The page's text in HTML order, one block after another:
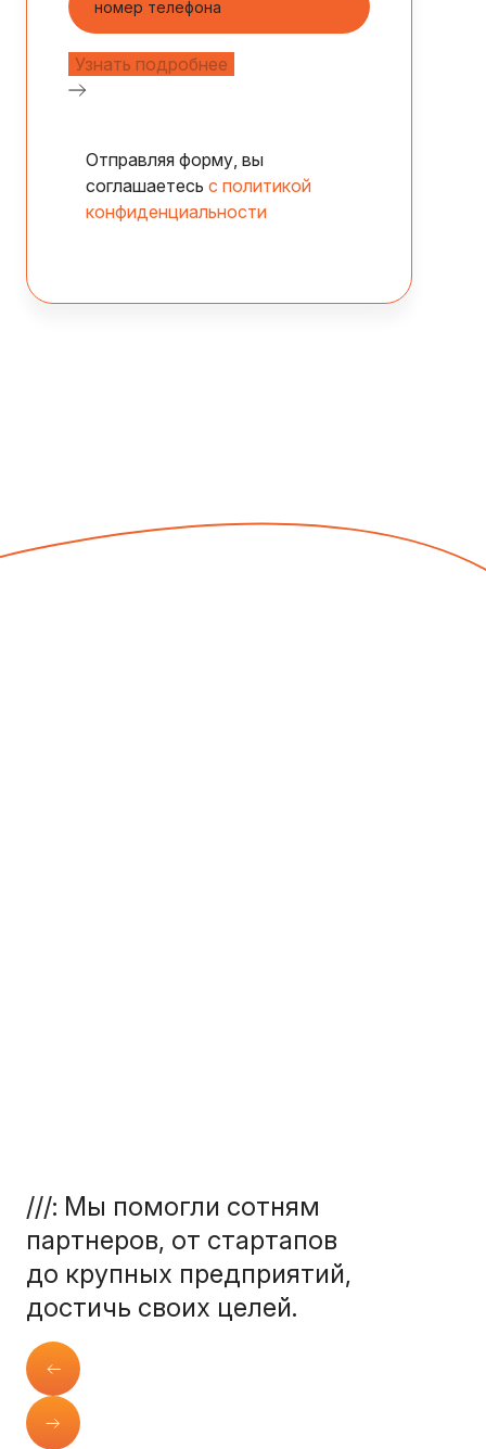
Отправляя форму, вы
соглашаетесь с политикой
конфиденциальности
///: Мы помогли сотням
партнеров, от стартапов
до крупных предприятий,
достичь своих целей.